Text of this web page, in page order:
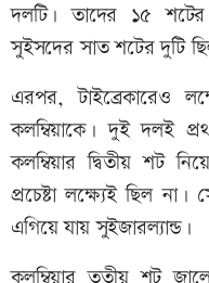
দলটি। তাদের ১৫
সুইসদের সাত শটের দুটি
এরপর, টাইব্রেকারেও
কলম্বিয়াকে। দুই দলই
কলম্বিয়ার দ্বিতীয় শট
প্রচেষ্টা লক্ষ্যেই ছিল
এগিয়ে যায় সুইজারল্যান্ড।